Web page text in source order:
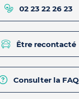
02 23 22 26 23
Être recontacté
Consulter la FAQ